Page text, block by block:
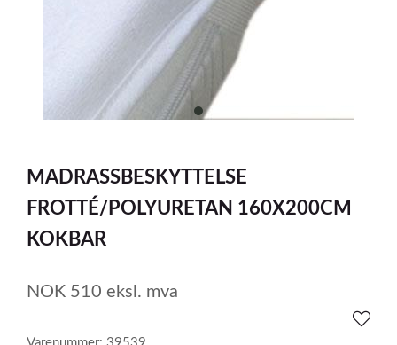
item
of
1
MADRASSBESKYTTELSE
FROTTÉ/POLYURETAN 160X200CM
KOKBAR
NOK 510 eksl. mva